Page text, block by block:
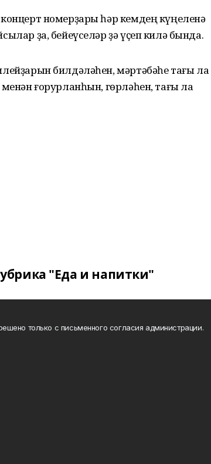
номерҙары һәр кемдең күңеленә
ҙа, бейеүселәр ҙә үҫеп килә бында.
билдәләһен, мәртәбәһе тағы ла
ғорурланһын, гөрләһен, тағы ла
"Еда и напитки"
только с письменного согласия администрации.